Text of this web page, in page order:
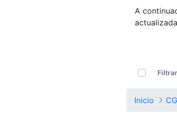
A
Inicio